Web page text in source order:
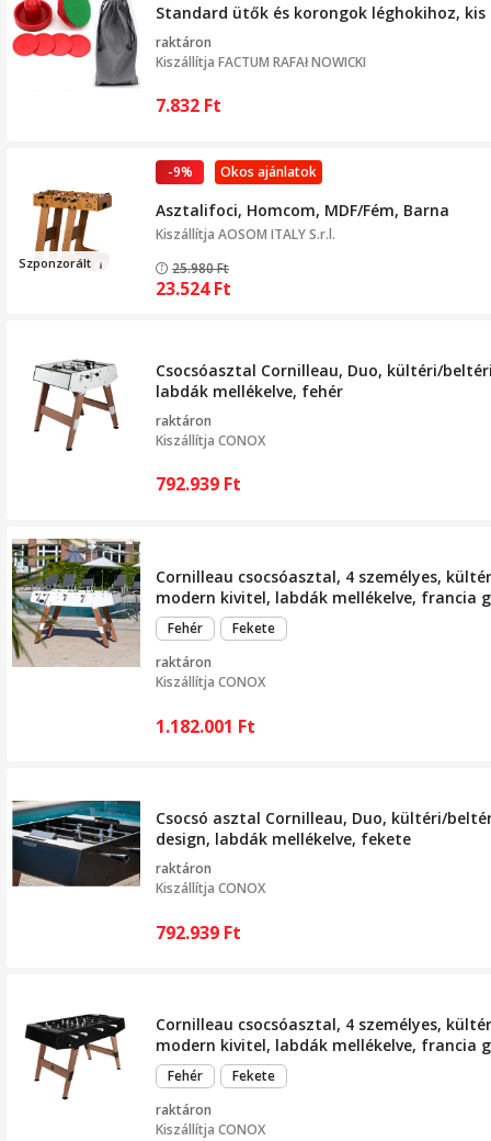
Standard ütők és korongok léghokihoz,
raktáron
Kiszállítja FACTUM RAFAł NOWICKI
7.832 Ft
Szponzorált
Okos ajánlatok
-9%
Asztalifoci, Homcom, MDF/Fém, Barna
Kiszállítja AOSOM ITALY S.r.l.
25.980Ft
23.524Ft
Csocsóasztal Cornilleau, Duo, kültéri/
labdák mellékelve, fehér
raktáron
Kiszállítja CONOX
792.939 Ft
Cornilleau csocsóasztal, 4 személyes,
modern kivitel, labdák mellékelve, francia
Fehér
Fekete
raktáron
Kiszállítja CONOX
1.182.001 Ft
Csocsó asztal Cornilleau, Duo, kültéri/
design, labdák mellékelve, fekete
raktáron
Kiszállítja CONOX
792.939 Ft
Cornilleau csocsóasztal, 4 személyes,
modern kivitel, labdák mellékelve, francia
Fehér
Fekete
raktáron
Kiszállítja CONOX